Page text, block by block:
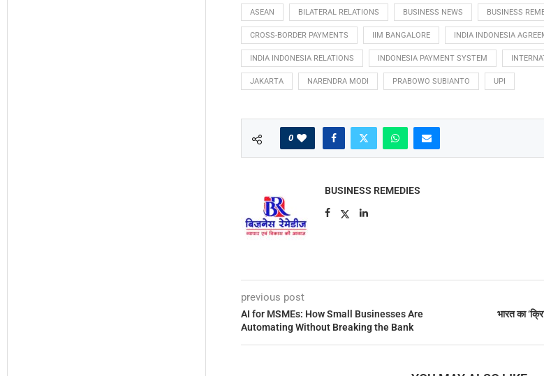
ASEAN BILATERAL RELATIONS BUSINESS NEWS BUSINESS
CROSS-BORDER PAYMENTS IIM BANGALORE INDIA INDONESIA
INDIA INDONESIA RELATIONS INDONESIA PAYMENT SYSTEM
JAKARTA NARENDRA MODI PRABOWO SUBIANTO UPI
0
BUSINESS REMEDIES
previous post
AI for MSMEs: How Small Businesses Are
Automating Without Breaking the Bank
भारत का